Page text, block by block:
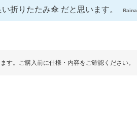
折りたたみ傘 だと思います。
Raina
す。ご購入前に仕様・内容をご確認ください。